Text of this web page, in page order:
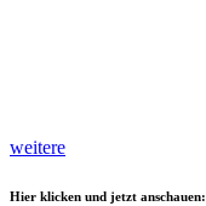
weitere
Hier klicken und jetzt anschauen: